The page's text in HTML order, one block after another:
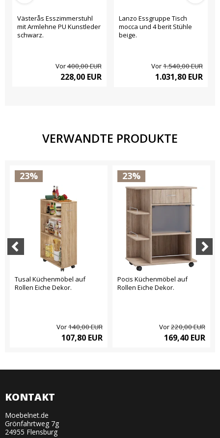
Västerås Esszimmerstuhl
mit Armlehne PU Kunstleder
schwarz.
Vor400,00 EUR
228,00 EUR
Lanzo Essgruppe Tisch
mocca und 4 berit Stühle
beige.
Vor1.540,00 EUR
1.031,80 EUR
VERWANDTE PRODUKTE
23%
Tusal Küchenmöbel auf
Rollen Eiche Dekor.
Vor140,00 EUR
107,80 EUR
23%
Pocis Küchenmöbel auf
Rollen Eiche Dekor.
Vor220,00 EUR
169,40 EUR
KONTAKT
Moebelnet.de
Grönfahrtweg 7g
24955 Flensburg